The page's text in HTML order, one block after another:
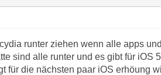
runter ziehen wenn alle apps
sind alle runter und es gibt für iOS
für die nächsten paar iOS erhöung